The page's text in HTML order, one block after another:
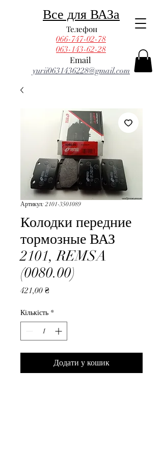
Email
Телефон
yurii0631436228@gmail.com
066-747-02-78
Все для ВАЗа
063-143-62-28
Артикул: 2101-3501089
Колодки передние
тормозные ВАЗ
2101, REMSA
(0080.00)
421,00 ₴Ціна
Кількість *
Додати у кошик